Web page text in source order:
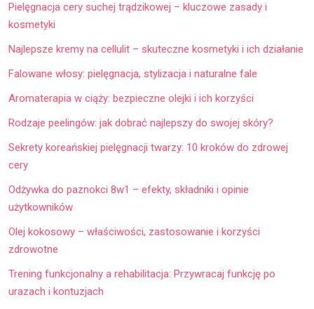
Pielęgnacja cery suchej trądzikowej – kluczowe zasady i
kosmetyki
Najlepsze kremy na cellulit – skuteczne kosmetyki i ich działanie
Falowane włosy: pielęgnacja, stylizacja i naturalne fale
Aromaterapia w ciąży: bezpieczne olejki i ich korzyści
Rodzaje peelingów: jak dobrać najlepszy do swojej skóry?
Sekrety koreańskiej pielęgnacji twarzy: 10 kroków do zdrowej
cery
Odżywka do paznokci 8w1 – efekty, składniki i opinie
użytkowników
Olej kokosowy – właściwości, zastosowanie i korzyści
zdrowotne
Trening funkcjonalny a rehabilitacja: Przywracaj funkcję po
urazach i kontuzjach